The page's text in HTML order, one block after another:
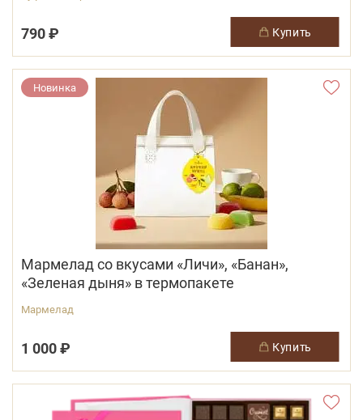
790 ₽ купить
Новинка
Мармелад со вкусами «Личи», «Банан»,
«Зеленая дыня» в термопакете
Мармелад
1 000 ₽ купить